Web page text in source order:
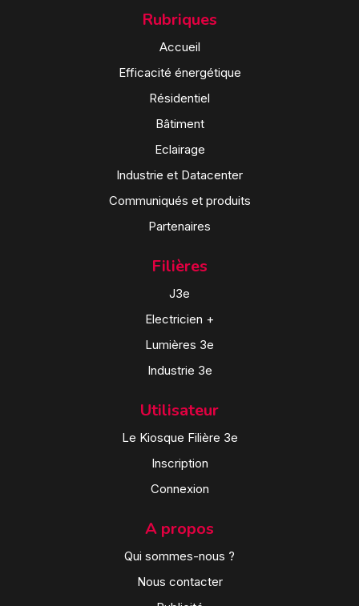
Rubriques
Accueil
Efficacité énergétique
Résidentiel
Bâtiment
Eclairage
Industrie et Datacenter
Communiqués et produits
Partenaires
Filières
J3e
Electricien +
Lumières 3e
Industrie 3e
Utilisateur
Le Kiosque Filière 3e
Inscription
Connexion
A propos
Qui sommes-nous ?
Nous contacter